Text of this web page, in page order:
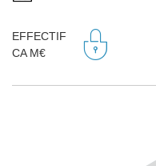
EFFECTIF
CA M€